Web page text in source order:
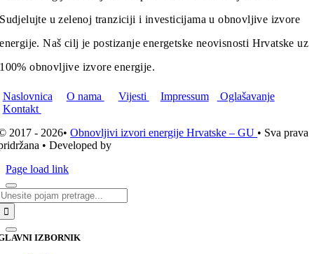
Sudjelujte u zelenoj tranziciji i investicijama u obnovljive izvore
energije. Naš cilj je postizanje energetske neovisnosti Hrvatske uz
100% obnovljive izvore energije.
Naslovnica O nama Vijesti Impressum
Oglašavanje
Kontakt
2017 - 2026•Obnovljivi izvori energije Hrvatske – GU • Sva prava
• Developed by
Page load link
IZBORNIK